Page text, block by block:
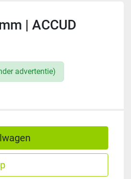
| ACCUD
advertentie)